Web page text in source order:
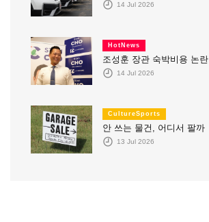
14 Jul 2026
HotNews
조성훈 장관 숙박비용 논란
14 Jul 2026
CultureSports
안 쓰는 물건, 어디서 팔까
13 Jul 2026